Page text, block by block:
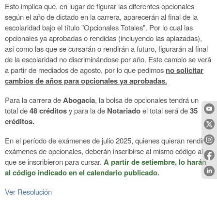
Esto implica que, en lugar de figurar las diferentes opcionales
según el año de dictado en la carrera, aparecerán al final de la
escolaridad bajo el título "Opcionales Totales". Por lo cual las
opcionales ya aprobadas o rendidas (incluyendo las aplazadas),
así como las que se cursarán o rendirán a futuro, figurarán al final
de la escolaridad no discriminándose por año. Este cambio se verá
a partir de mediados de agosto, por lo que pedimos no solicitar
cambios de años para opcionales ya aprobadas.
Para la carrera deAbogacía, la bolsa de opcionales tendrá un
total de48 créditosy para la de Notariadoel total será de35
créditos.
En el período de exámenes de julio 2025, quienes quieran rendir
exámenes de opcionales, deberán inscribirse al mismo código al
que se inscribieron para cursar. A partir de setiembre, lo harán
al código indicado en el calendario publicado.
Ver Resolución